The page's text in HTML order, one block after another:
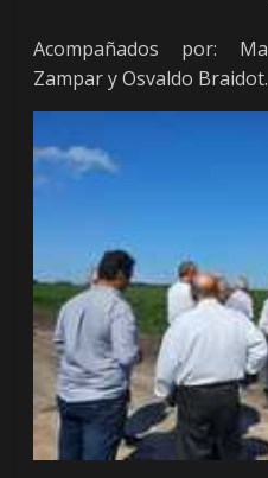
Acompañados por:
Zampar y Osvaldo Braidot.